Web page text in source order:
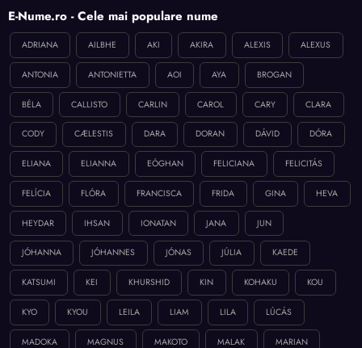
E-Nume.ro - Cele mai populare nume
ADRIANA AILBHE AKI AKIRA ALEXIS ALEXUS
ANTONIA ANTONIETTA AOI AYA BROGAN
BÉLA CALLISTO CARLIN CAROL CARY CLARA
CODY CÆLESTIS DARA DORAN DÁVID DÓRA
ELIANA ELIANNA EÓGHAN FELICIANA FELICITÁS
FELÍCIA FLÓRA FRANCISCA FRIDA GINA HEVA
HEYDAR IHSAN IONATAN JANA JUN
JÓHANNA JÓHANNES JÓNAS JÚLIA KAEDE
KATSUMI KEI KHURSHID KIN KOHAKU KOU
KYO KYOU LEILA LIAM LILA LÚCÁS
MADOKA MAGNUS MAKOTO MALAK MARIAN